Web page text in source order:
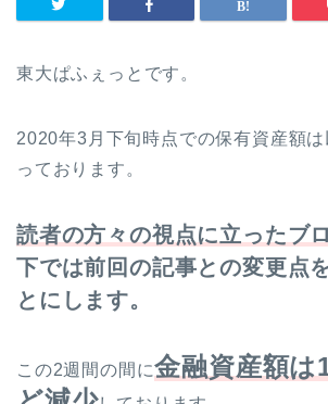
東大ぱふぇっとです。
2020年3月下旬時点での保有資産額
っております。
読者の方々の視点に立ったブ
下では前回の記事との変更点
とにします。
この2週間の間に金融資産額は